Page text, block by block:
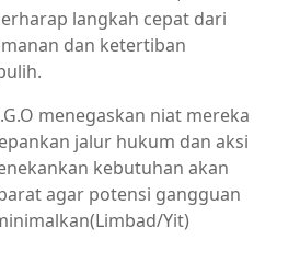
langkah cepat dari
dan ketertiban
menegaskan niat mereka
jalur hukum dan aksi
kebutuhan akan
agar potensi gangguan
Yit)